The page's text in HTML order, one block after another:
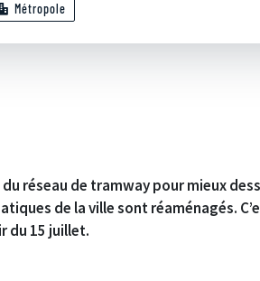
Métropole
réseau de tramway pour mieux
de la ville sont réaménagés.
du 15 juillet.